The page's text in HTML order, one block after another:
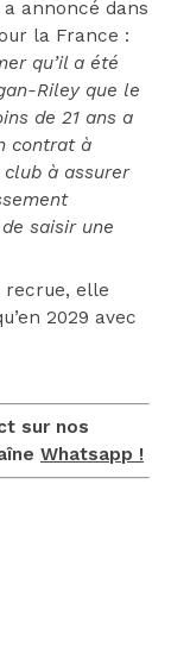
a annoncé dans
la France :
qu’il a été
Riley que le
de 21 ans a
contrat à
club à assurer
saisir une
recrue, elle
2029 avec
sur nos
Whatsapp !